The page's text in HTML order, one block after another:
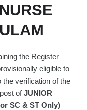
the Register
eligible to
the verification of the
ofJUNIOR
SC & ST Only)